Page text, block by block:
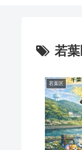
若
若葉区